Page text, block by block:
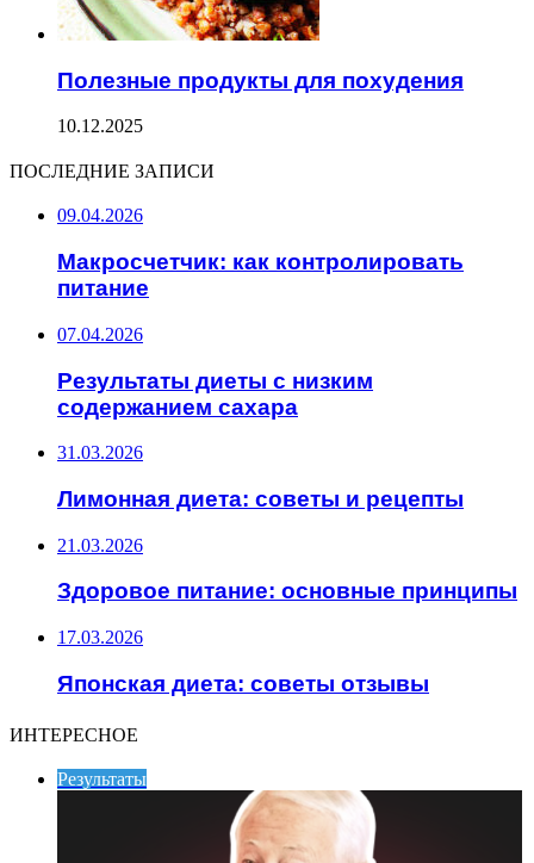
Полезные продукты для похудения
10.12.2025
ПОСЛЕДНИЕ ЗАПИСИ
09.04.2026
Макросчетчик: как контролировать
питание
07.04.2026
Результаты диеты с низким
содержанием сахара
31.03.2026
Лимонная диета: советы и рецепты
21.03.2026
Здоровое питание: основные принципы
17.03.2026
Японская диета: советы отзывы
ИНТЕРЕСНОЕ
Результаты